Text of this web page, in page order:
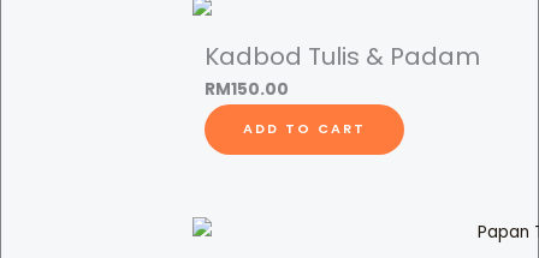
Kadbod Tulis & Padam
RM150.00
ADD TO CART